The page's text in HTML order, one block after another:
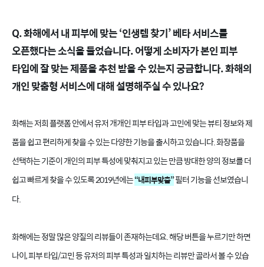
Q. 화해에서 내 피부에 맞는 ‘인생템 찾기’ 베타 서비스를
오픈했다는 소식을 들었습니다. 어떻게 소비자가 본인 피부
타입에 잘 맞는 제품을 추천 받을 수 있는지 궁금합니다. 화해의
개인 맞춤형 서비스에 대해 설명해주실 수 있나요?
화해는 저희 플랫폼 안에서 유저 개개인 피부 타입과 고민에 맞는 뷰티 정보와 제
품을 쉽고 편리하게 찾을 수 있는 다양한 기능을 출시하고 있습니다. 화장품을
선택하는 기준이 개인의 피부 특성에 맞춰지고 있는 만큼 방대한 양의 정보를 더
쉽고 빠르게 찾을 수 있도록 2019년에는“내피부맞춤”필터 기능을 선보였습니
다.
화해에는 정말 많은 양질의 리뷰들이 존재하는데요. 해당 버튼을 누르기만 하면
나이, 피부 타입/고민 등 유저의 피부 특성과 일치하는 리뷰만 골라서 볼 수 있습